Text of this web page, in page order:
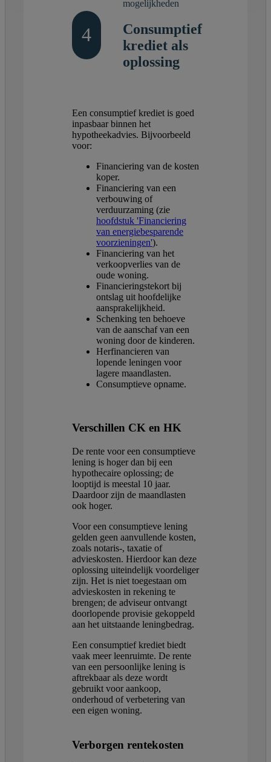
4
mogelijkheden
Consumptief
krediet als
oplossing
Een consumptief krediet is goed
inpasbaar binnen het
hypotheekadvies. Bijvoorbeeld
voor:
Financiering van de kosten
koper.
Financiering van een
verbouwing of
verduurzaming (zie
hoofdstuk 'Financiering
van energiebesparende
voorzieningen').
Financiering van het
verkoopverlies van de
oude woning.
Financieringstekort bij
ontslag uit hoofdelijke
aansprakelijkheid.
Schenking ten behoeve
van de aanschaf van een
woning door de kinderen.
Herfinancieren van
lopende leningen voor
lagere maandlasten.
Consumptieve opname.
Verschillen CK en HK
De rente voor een consumptieve
lening is hoger dan bij een
hypothecaire oplossing; de
looptijd is meestal 10 jaar.
Daardoor zijn de maandlasten
ook hoger.
Voor een consumptieve lening
gelden geen aanvullende kosten,
zoals notaris-, taxatie of
advieskosten. Hierdoor kan deze
oplossing uiteindelijk voordeliger
zijn. Het is niet toegestaan om
advieskosten in rekening te
brengen; de adviseur ontvangt
doorlopende provisie gekoppeld
aan het uitstaande leningbedrag.
Een consumptief krediet biedt
vaak meer leenruimte. De rente
van een persoonlijke lening is
aftrekbaar als deze wordt
gebruikt voor aankoop,
onderhoud of verbetering van
een eigen woning.
Verborgen rentekosten